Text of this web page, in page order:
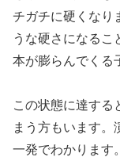
チガチに硬くなり
うな硬さになるこ
本が膨らんでくる
この状態に達する
まう方もいます。
一発でわかります。